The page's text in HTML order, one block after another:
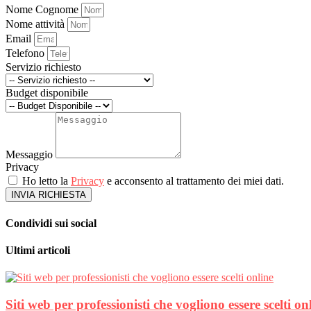
Nome Cognome
Nome attività
Email
Telefono
Servizio richiesto
Budget disponibile
Messaggio
Privacy
Ho letto la Privacy e acconsento al trattamento dei miei dati.
INVIA RICHIESTA
Condividi sui social
Ultimi articoli
Siti web per professionisti che vogliono essere scelti